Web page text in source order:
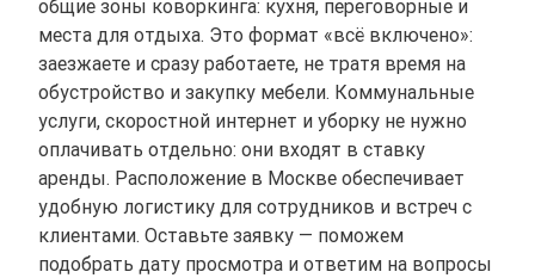
общие зоны коворкинга: кухня, переговорные и
места для отдыха. Это формат «всё включено»:
заезжаете и сразу работаете, не тратя время на
обустройство и закупку мебели. Коммунальные
услуги, скоростной интернет и уборку не нужно
оплачивать отдельно: они входят в ставку
аренды. Расположение в Москве обеспечивает
удобную логистику для сотрудников и встреч с
клиентами. Оставьте заявку — поможем
подобрать дату просмотра и ответим на вопросы